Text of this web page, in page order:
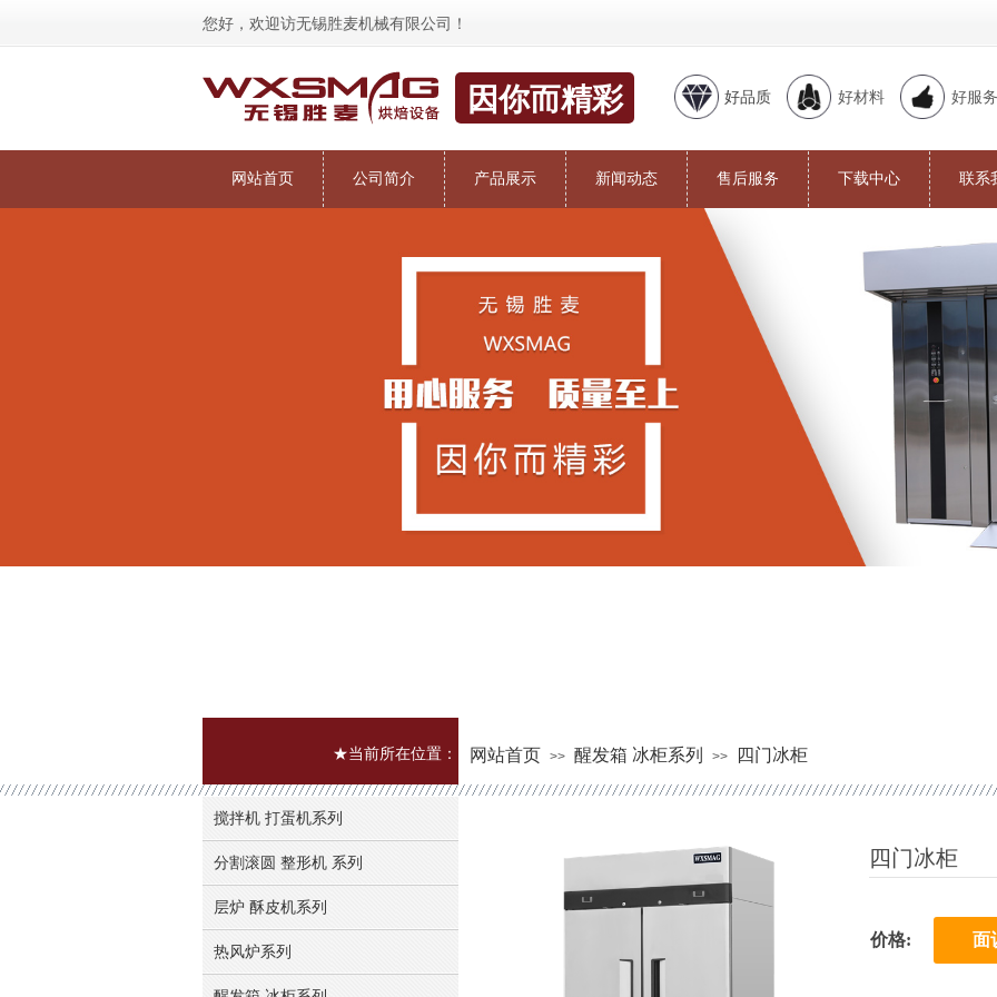
您好，欢迎访无锡胜麦机械有限公司 ！
因你而精彩 好服务
好品质 好材料
网站首页 公司简介 产品展示 新闻动态 售后服务 下载中心 联系
★当前所在位置： 网站首页 >> 醒发箱 冰柜系列 >> 四门冰柜
搅拌机 打蛋机系列
分割滚圆 整形机 系列
层炉 酥皮机系列
热风炉系列
四门冰柜
面
价格: